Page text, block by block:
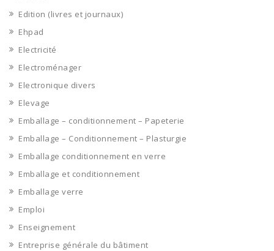
Edition (livres et journaux)
Ehpad
Electricité
Electroménager
Electronique divers
Elevage
Emballage – conditionnement – Papeterie
Emballage – Conditionnement – Plasturgie
Emballage conditionnement en verre
Emballage et conditionnement
Emballage verre
Emploi
Enseignement
Entreprise générale du bâtiment